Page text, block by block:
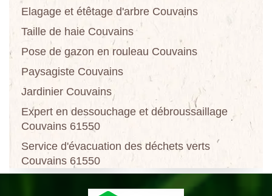
Elagage et étêtage d'arbre Couvains
Taille de haie Couvains
Pose de gazon en rouleau Couvains
Paysagiste Couvains
Jardinier Couvains
Expert en dessouchage et débroussaillage
Couvains 61550
Service d'évacuation des déchets verts
Couvains 61550